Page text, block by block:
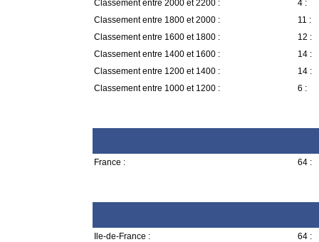
Classement entre 2000 et 2200 :
4 :
Classement entre 1800 et 2000 :
11 :
Classement entre 1600 et 1800 :
12 :
Classement entre 1400 et 1600 :
14 :
Classement entre 1200 et 1400 :
14 :
Classement entre 1000 et 1200 :
6 :
France : 64 :
Ile-de-France : 64 :